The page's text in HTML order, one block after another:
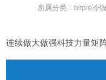
所属分类： bitpie冷
连续做大做强科技力量矩阵